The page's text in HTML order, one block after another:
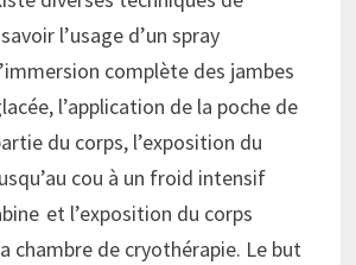
l’usage d’un spray
complète des jambes
l’application de la poche de
du corps, l’exposition du
cou à un froid intensif
et l’exposition du corps
chambre de cryothérapie. Le but